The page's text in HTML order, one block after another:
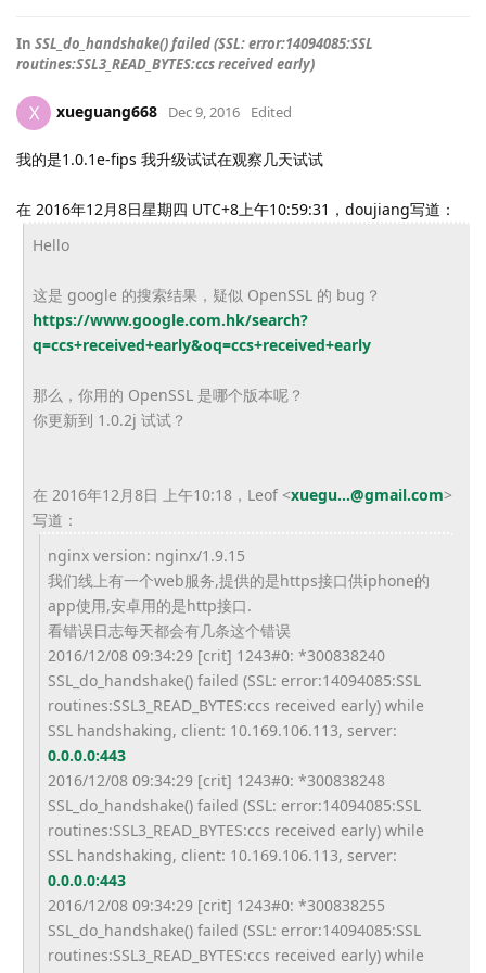
In SSL_do_handshake() failed (SSL: error:14094085:SSL
routines:SSL3_READ_BYTES:ccs received early)
X xueguang668 Dec 9, 2016 Edited
我的是1.0.1e-fips 我升级试试在观察几天试试
在 2016年12月8日星期四 UTC+8上午10:59:31，doujiang写道：
Hello
这是 google 的搜索结果，疑似 OpenSSL 的 bug？
https://www.google.com.hk/search?
q=ccs+received+early&oq=ccs+received+early
那么，你用的 OpenSSL 是哪个版本呢？
你更新到 1.0.2j 试试？
在 2016年12月8日 上午10:18，Leof <xuegu...@gmail.com>
写道：
nginx version: nginx/1.9.15
我们线上有一个web服务,提供的是https接口供iphone的
app使用,安卓用的是http接口.
看错误日志每天都会有几条这个错误
2016/12/08 09:34:29 [crit] 1243#0: *300838240
SSL_do_handshake() failed (SSL: error:14094085:SSL
routines:SSL3_READ_BYTES:ccs received early) while
SSL handshaking, client: 10.169.106.113, server:
0.0.0.0:443
2016/12/08 09:34:29 [crit] 1243#0: *300838248
SSL_do_handshake() failed (SSL: error:14094085:SSL
routines:SSL3_READ_BYTES:ccs received early) while
SSL handshaking, client: 10.169.106.113, server:
0.0.0.0:443
2016/12/08 09:34:29 [crit] 1243#0: *300838255
SSL_do_handshake() failed (SSL: error:14094085:SSL
routines:SSL3_READ_BYTES:ccs received early) while